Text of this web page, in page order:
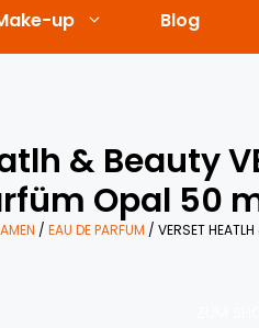
up Blog
& Beauty
Opal 50
/ EAU DE PARFUM / VERSET